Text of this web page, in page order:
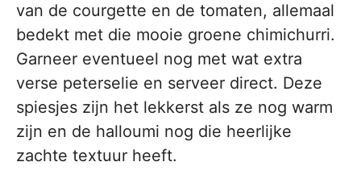
van de courgette en de tomaten, allemaal
bedekt met die mooie groene chimichurri.
Garneer eventueel nog met wat extra
verse peterselie en serveer direct. Deze
spiesjes zijn het lekkerst als ze nog warm
zijn en de halloumi nog die heerlijke
zachte textuur heeft.